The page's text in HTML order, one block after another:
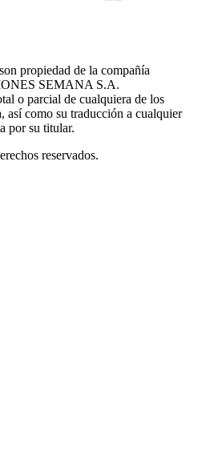
propiedad de la compañía
SEMANA S.A.
o parcial de cualquiera de los
así como su traducción a cualquier
por su titular.
reservados.